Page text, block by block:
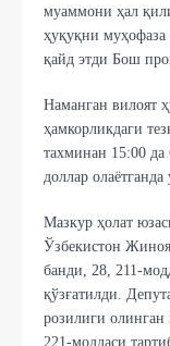
муаммони ҳал
ҳуқуқни муҳофаза
қайд этди Бош
Наманган вилоят
ҳамкорликдаги
тахминан 15:00
доллар
Мазкур ҳолат
Ўзбекистон
банди, 28, 211-
қўзғатилди.
розилиги олинган
221-моддаси